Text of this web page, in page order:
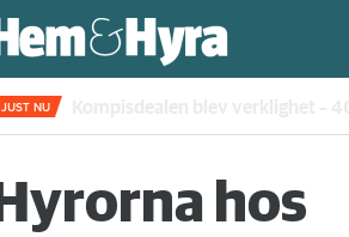
JUST NU
Hyrorna hos